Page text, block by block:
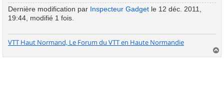
Dernière modification par Inspecteur Gadget le 12 déc. 2011,
19:44, modifié 1 fois.
VTT Haut Normand, Le Forum du VTT en Haute Normandie
a